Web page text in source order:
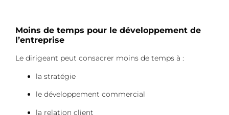
Moins de temps pour le développement de
l’entreprise
Le dirigeant peut consacrer moins de temps à :
la stratégie
le développement commercial
la relation client